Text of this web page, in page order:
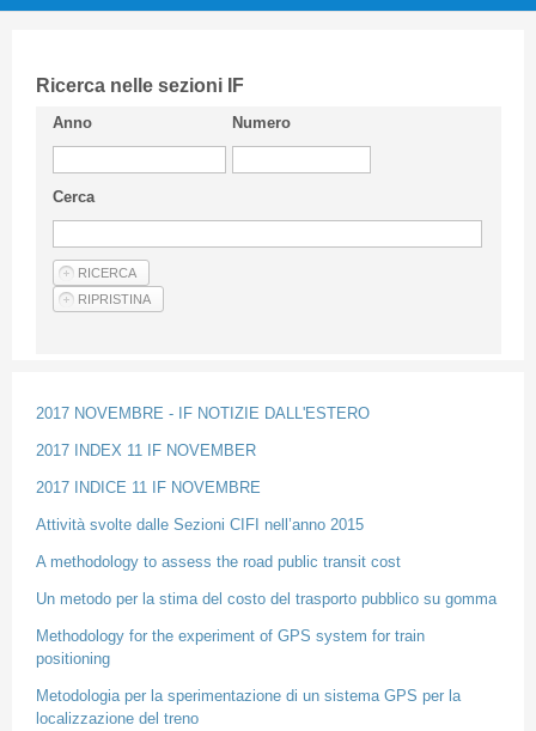
Short presentation CIFI
Guideline
Privacy & Policy
Articles
Ricerca nelle sezioni IF
Anno Numero
Cerca
2017 NOVEMBRE - IF NOTIZIE DALL'ESTERO
2017 INDEX 11 IF NOVEMBER
2017 INDICE 11 IF NOVEMBRE
Attività svolte dalle Sezioni CIFI nell’anno 2015
A methodology to assess the road public transit cost
Un metodo per la stima del costo del trasporto pubblico su gomma
Methodology for the experiment of GPS system for train
positioning
Metodologia per la sperimentazione di un sistema GPS per la
localizzazione del treno